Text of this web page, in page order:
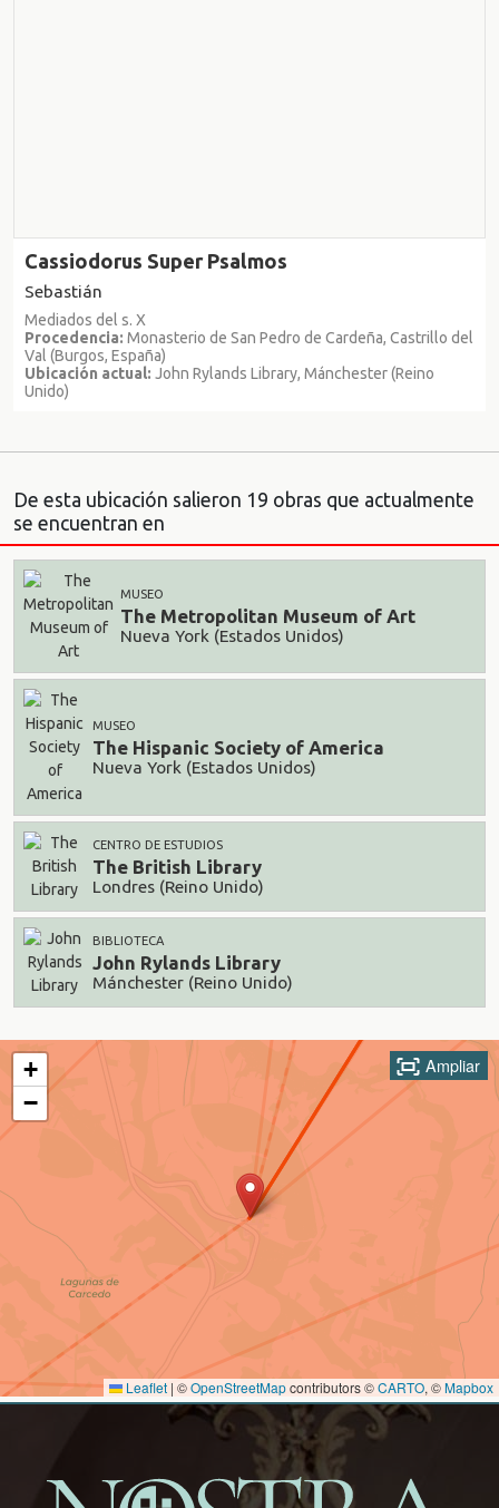
Cassiodorus Super Psalmos
Sebastián
Mediados del s. X
Procedencia: Monasterio de San Pedro de Cardeña, Castrillo del
Val (Burgos, España)
Ubicación actual: John Rylands Library, Mánchester (Reino
Unido)
De esta ubicación salieron 19 obras que actualmente
se encuentran en
MUSEO
The Metropolitan Museum of Art
Nueva York (Estados Unidos)
MUSEO
The Hispanic Society of America
Nueva York (Estados Unidos)
CENTRO DE ESTUDIOS
The British Library
Londres (Reino Unido)
BIBLIOTECA
John Rylands Library
Mánchester (Reino Unido)
Ampliar
+
−
Leaflet | ©OpenStreetMapcontributors ©CARTO, ©Mapbox